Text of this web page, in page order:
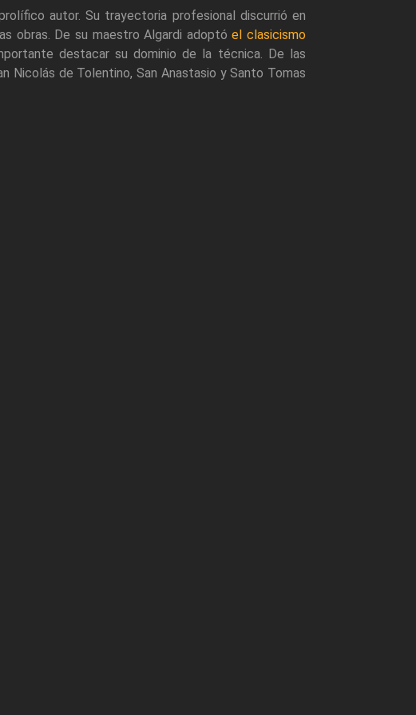
autor. Su trayectoria profesional discurrió en
obras. De su maestro Algardi adoptóel clasicismo
destacar su dominio de la técnica. De las
Nicolás de Tolentino, San Anastasio y Santo Tomas